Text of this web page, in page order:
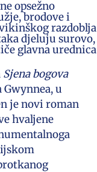
opsežno
brodove i
razdoblja
djeluju surovo,
glavna urednica
Sjena bogova
Gwynnea, u
je novi roman
hvaljene